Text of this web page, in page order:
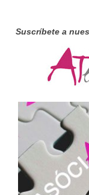
FEAPA
Asóciate!
Grupos de
Grupo
Grupo
Grupo
Suscríbete a